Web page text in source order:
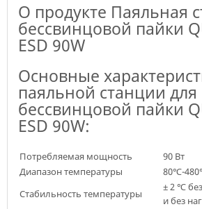
О продукте Паяльная
бессвинцовой пайки
ESD 90W
Основные
паяльной станции для
бессвинцовой пайки
ESD 90W:
Потребляемая мощность
90 Вт
Диапазон температуры
80℃-
Стабильность температуры
± 2 ℃
и без